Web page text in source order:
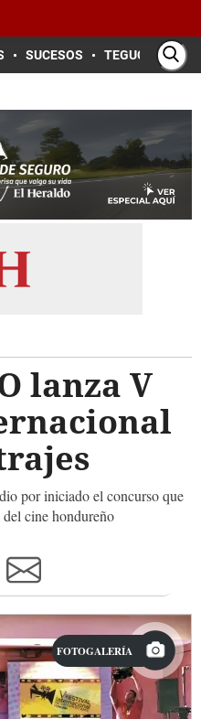
SUCESOS TEGUCIGALPA
lanza V
por iniciado el concurso que
cine hondureño
FOTOGALERÍA